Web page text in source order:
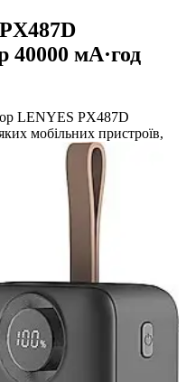
40000 мА·год
LENYES PX487D
мобільних пристроїв,